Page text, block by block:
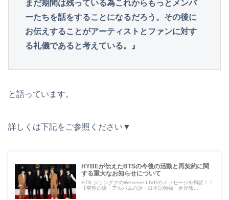
まだ期間は残っている為これからもっとメンバ
ーたちを話をすることになるだろう。その後に
お伝えすることがアーティストとファンに対す
る礼儀であると考えている。』
と語っています。
詳しくは下記をご参照ください▼
HYBEが伝えたBTSの今後の活動と再契約に関
する重大なお知らせについて
BTS ジョングクのWeverse LIVEのメッセージを和訳！！
【突然の涙・アルバムの話・日本語勉強・近況報...